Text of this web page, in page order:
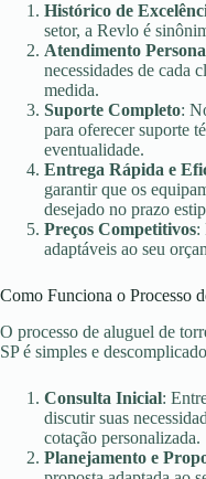
Histórico de
setor, a Revlo é
Atendimento
necessidades de cada
medida.
Suporte Completo:
para oferecer suporte
eventualidade.
Entrega Rápida e
garantir que os
desejado no prazo
Preços Competitivos:
adaptáveis ao seu
Como Funciona o Processo
O processo de aluguel de
SP é simples e
Consulta Inicial:
discutir suas
cotação personalizada.
Planejamento e